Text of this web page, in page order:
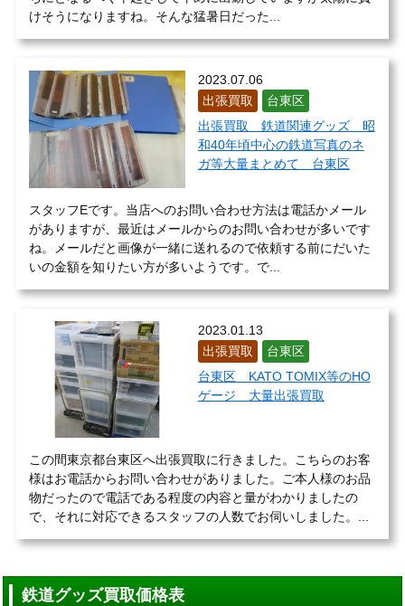
けそうになりますね。そんな猛暑日だった...
2023.07.06
出張買取
台東区
出張買取 鉄道関連グッズ 昭
和40年頃中心の鉄道写真のネ
ガ等大量まとめて 台東区
スタッフEです。当店へのお問い合わせ方法は電話かメール
がありますが、最近はメールからのお問い合わせが多いです
ね。メールだと画像が一緒に送れるので依頼する前にだいた
いの金額を知りたい方が多いようです。で...
2023.01.13
出張買取
台東区
台東区 KATO TOMIX等のHO
ゲージ 大量出張買取
この間東京都台東区へ出張買取に行きました。こちらのお客
様はお電話からお問い合わせがありました。ご本人様のお品
物だったので電話である程度の内容と量がわかりましたの
で、それに対応できるスタッフの人数でお伺いしました。...
鉄道グッズ買取価格表